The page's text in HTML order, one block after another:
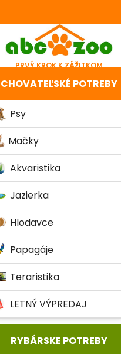
PRVÝ KROK K ZÁŽITKOM
CHOVATEĽSKÉ POTREBY
Psy
Mačky
Akvaristika
Jazierka
Hlodavce
Papagáje
Teraristika
LETNÝ VÝPREDAJ
RYBÁRSKE POTREBY